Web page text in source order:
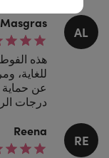
AL
هذه
للغاية،
عن حماية
درجات
RE
Reena